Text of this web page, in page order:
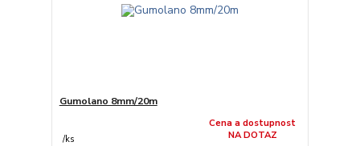
Gumolano 8mm/20m
/ks
Cena a dostupnost
NA DOTAZ